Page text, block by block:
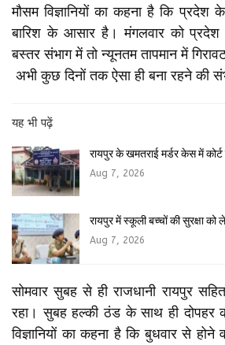
मौसम विज्ञानियों का कहना है कि प्रदेश के
बारिश के आसार है। मंगलवार को प्रदेश
बस्तर संभाग में तो न्यूनतम तापमान में
अभी कुछ दिनों तक ऐसा ही बना रहने की
यह भी पढ़ें
रायपुर के खमतराई मर्डर केस में
Aug 7, 2026
रायपुर में स्कूली बच्चों की सुरक्षा
Aug 7, 2026
सोमवार सुबह से ही राजधानी रायपुर
रहा। सुबह हल्की ठंड के साथ ही दोपहर
विज्ञानियों का कहना है कि बुधवार से